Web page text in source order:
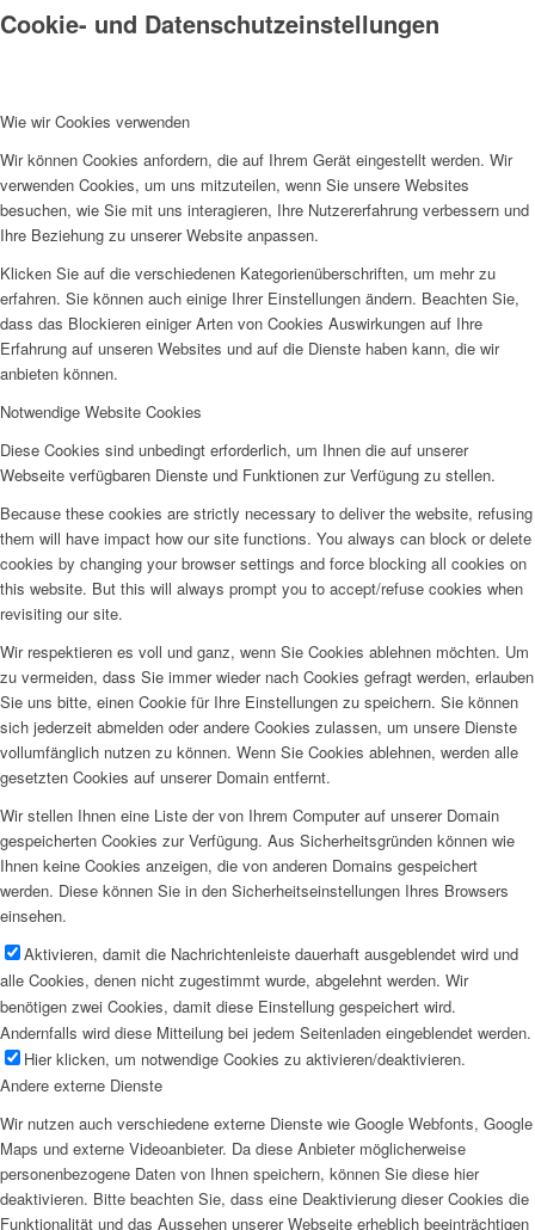
Cookie- und Datenschutzeinstellungen
Wie wir Cookies verwenden
Wir können Cookies anfordern, die auf Ihrem Gerät eingestellt werden. Wir
verwenden Cookies, um uns mitzuteilen, wenn Sie unsere Websites
besuchen, wie Sie mit uns interagieren, Ihre Nutzererfahrung verbessern und
Ihre Beziehung zu unserer Website anpassen.
Klicken Sie auf die verschiedenen Kategorienüberschriften, um mehr zu
erfahren. Sie können auch einige Ihrer Einstellungen ändern. Beachten Sie,
dass das Blockieren einiger Arten von Cookies Auswirkungen auf Ihre
Erfahrung auf unseren Websites und auf die Dienste haben kann, die wir
anbieten können.
Notwendige Website Cookies
Diese Cookies sind unbedingt erforderlich, um Ihnen die auf unserer
Webseite verfügbaren Dienste und Funktionen zur Verfügung zu stellen.
Because these cookies are strictly necessary to deliver the website, refusing
them will have impact how our site functions. You always can block or delete
cookies by changing your browser settings and force blocking all cookies on
this website. But this will always prompt you to accept/refuse cookies when
revisiting our site.
Wir respektieren es voll und ganz, wenn Sie Cookies ablehnen möchten. Um
zu vermeiden, dass Sie immer wieder nach Cookies gefragt werden, erlauben
Sie uns bitte, einen Cookie für Ihre Einstellungen zu speichern. Sie können
sich jederzeit abmelden oder andere Cookies zulassen, um unsere Dienste
vollumfänglich nutzen zu können. Wenn Sie Cookies ablehnen, werden alle
gesetzten Cookies auf unserer Domain entfernt.
Wir stellen Ihnen eine Liste der von Ihrem Computer auf unserer Domain
gespeicherten Cookies zur Verfügung. Aus Sicherheitsgründen können wie
Ihnen keine Cookies anzeigen, die von anderen Domains gespeichert
werden. Diese können Sie in den Sicherheitseinstellungen Ihres Browsers
einsehen.
Aktivieren, damit die Nachrichtenleiste dauerhaft ausgeblendet wird und
alle Cookies, denen nicht zugestimmt wurde, abgelehnt werden. Wir
benötigen zwei Cookies, damit diese Einstellung gespeichert wird.
Andernfalls wird diese Mitteilung bei jedem Seitenladen eingeblendet werden.
Hier klicken, um notwendige Cookies zu aktivieren/deaktivieren.
Andere externe Dienste
Wir nutzen auch verschiedene externe Dienste wie Google Webfonts, Google
Maps und externe Videoanbieter. Da diese Anbieter möglicherweise
personenbezogene Daten von Ihnen speichern, können Sie diese hier
deaktivieren. Bitte beachten Sie, dass eine Deaktivierung dieser Cookies die
Funktionalität und das Aussehen unserer Webseite erheblich beeinträchtigen